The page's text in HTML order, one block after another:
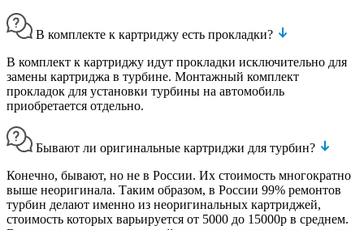
В комплекте к картриджу есть прокладки?
В комплект к картриджу идут прокладки исключительно для
замены картриджа в турбине. Монтажный комплект
прокладок для установки турбины на автомобиль
приобретается отдельно.
Бывают ли оригинальные картриджи для турбин?
Конечно, бывают, но не в России. Их стоимость многократно
выше неоригинала. Таким образом, в России 99% ремонтов
турбин делают именно из неоригинальных картриджей,
стоимость которых варьируется от 5000 до 15000р в среднем.